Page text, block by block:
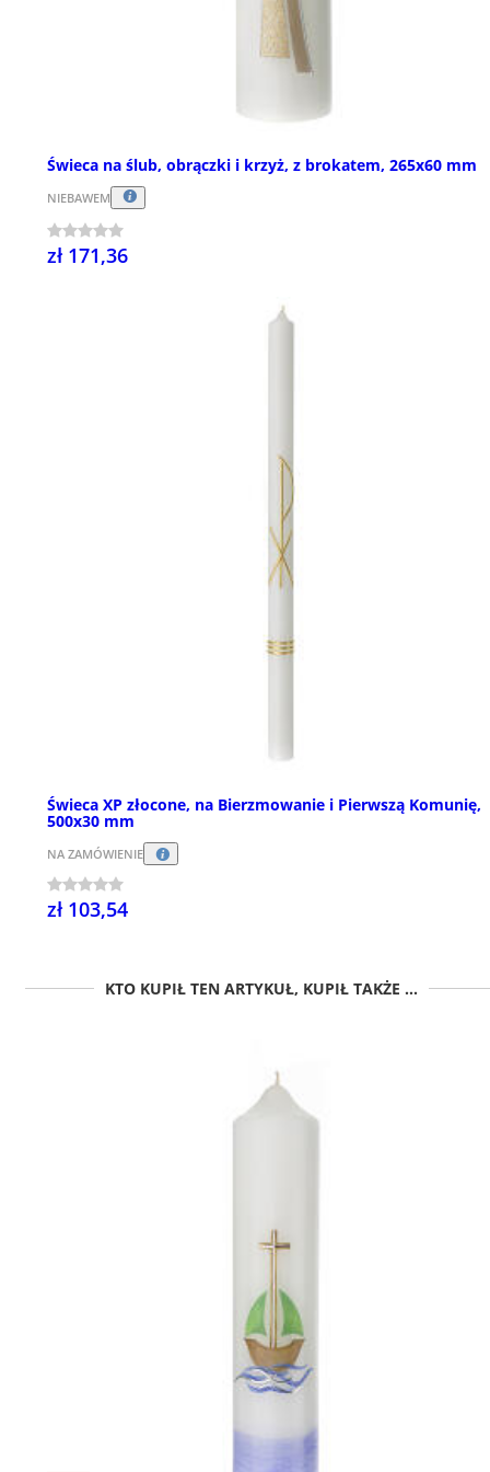
Świeca na ślub, obrączki i krzyż, z brokatem, 265x60 mm
NIEBAWEM
zł 171,36
Świeca XP złocone, na Bierzmowanie i Pierwszą Komunię,
500x30 mm
NA ZAMÓWIENIE
zł 103,54
KTO KUPIŁ TEN ARTYKUŁ, KUPIŁ TAKŻE ...